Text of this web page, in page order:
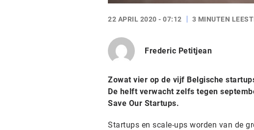
22 APRIL 2020 - 07:12 3 MINUTEN
Frederic Petitjean
Zowat vier op de vijf Belgische
De helft verwacht zelfs tegen
Save Our Startups.
Startups en scale-ups worden van de